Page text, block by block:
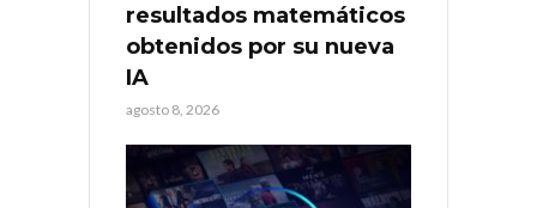
resultados matemáticos
obtenidos por su nueva
IA
agosto 8, 2026